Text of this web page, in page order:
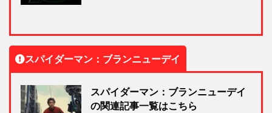
スパイダーマン：ブランニューデイ
スパイダーマン：ブランニューデイ
の関連記事一覧はこちら